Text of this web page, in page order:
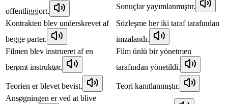
offentliggjort.
Sonuçlar yayımlanmıştır.
Kontrakten blev underskrevet af
begge parter.
Sözleşme her iki taraf tarafından
imzalandı.
Filmen blev instrueret af en
berømt instruktør.
Film ünlü bir yönetmen
tarafından yönetildi.
Teorien er blevet bevist.
Teori kanıtlanmıştır.
Ansøgningen er ved at blive